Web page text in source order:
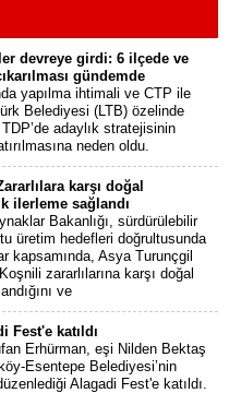
devreye girdi: 6 ilçede ve
gündemde
yapılma ihtimali ve CTP ile
Belediyesi (LTB) özelinde
adaylık stratejisinin
neden oldu.
karşı doğal
ilerleme sağlandı
Bakanlığı, sürdürülebilir
üretim hedefleri doğrultusunda
kapsamında, Asya Turunçgil
zararlılarına karşı doğal
ve
Fest'e katıldı
Erhürman, eşi Nilden Bektaş
Esentepe Belediyesi’nin
Alagadi Fest'e katıldı.